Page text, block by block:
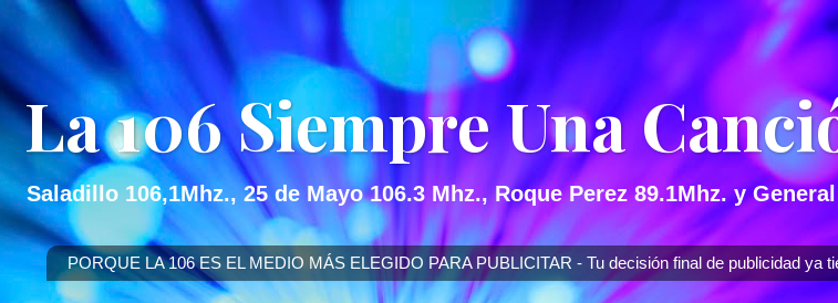
La 106 Siempre Una
Saladillo 106,1Mhz., 25 de Mayo 106.3 Mhz., Roque Perez 89.1Mhz. y
PORQUE LA 106 ES EL MEDIO MÁS ELEGIDO PARA PUBLICITAR - Tu decisión final de publicidad ya